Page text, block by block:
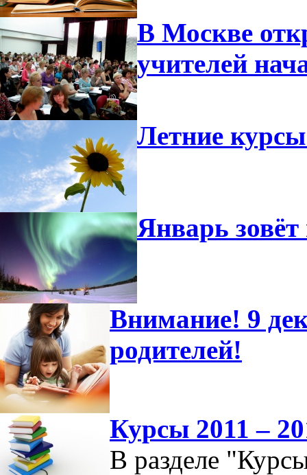
В Москве
учителей
Летние
Январь зовёт
Внимание! 9
родителей!
Курсы 2011 –
В разделе